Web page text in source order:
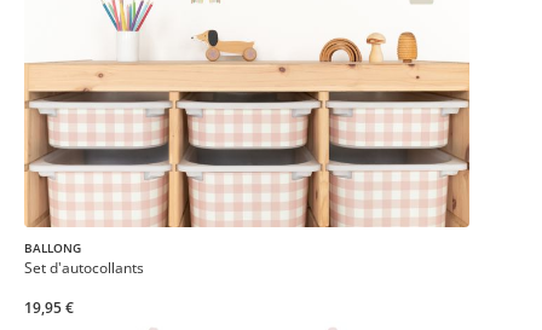
BALLONG
Set d'autocollants
19,95 €